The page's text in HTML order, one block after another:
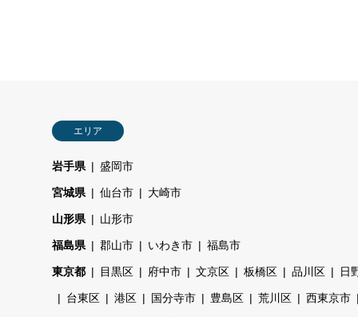
エリア
岩手県 盛岡市
宮城県 仙台市 大崎市
山形県 山形市
福島県 郡山市 いわき市 福島市
東京都 目黒区 府中市 文京区 板橋区 品川区 日
台東区 港区 国分寺市 豊島区 荒川区 西東京市